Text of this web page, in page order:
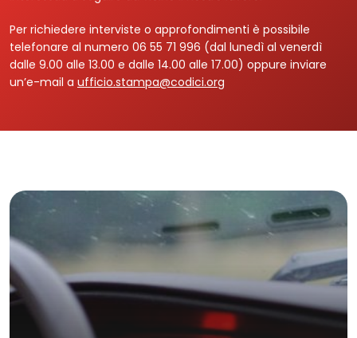
Login
Per richiedere interviste o approfondimenti è possibile
telefonare al numero 06 55 71 996 (dal lunedì al venerdì
dalle 9.00 alle 13.00 e dalle 14.00 alle 17.00) oppure inviare
un’e-mail a ufficio.stampa@codici.org